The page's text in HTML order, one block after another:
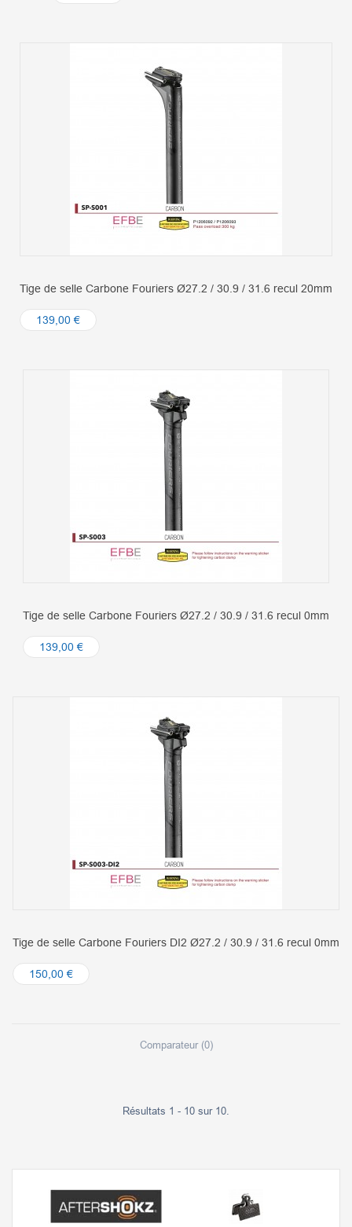
Tige de selle Carbone Fouriers Ø27.2 / 30.9 / 31.6 recul 20mm
139,00 €
Tige de selle Carbone Fouriers Ø27.2 / 30.9 / 31.6 recul 0mm
139,00 €
Tige de selle Carbone Fouriers DI2 Ø27.2 / 30.9 / 31.6 recul 0mm
150,00 €
Comparateur (0)
Résultats 1 - 10 sur 10.